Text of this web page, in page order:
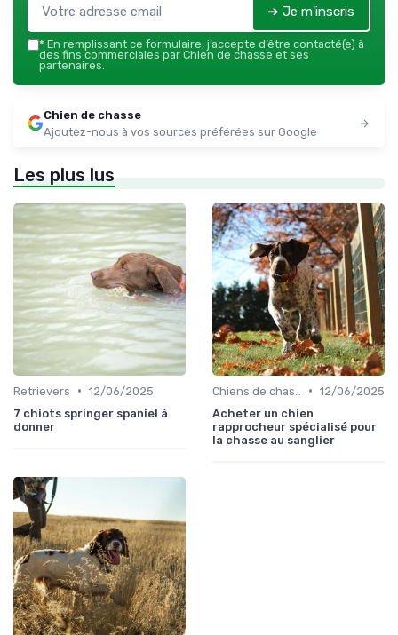
➔ Je m'inscris
* En remplissant ce formulaire, j’accepte d’être contacté(e) à
des fins commerciales par Chien de chasse et ses
partenaires.
Chien de chasse
Ajoutez-nous à vos sources préférées sur Google
Les plus lus
Retrievers • 12/06/2025
7 chiots springer spaniel à
donner
• 12/06/2025
Acheter un chien
rapprocheur spécialisé pour
la chasse au sanglier